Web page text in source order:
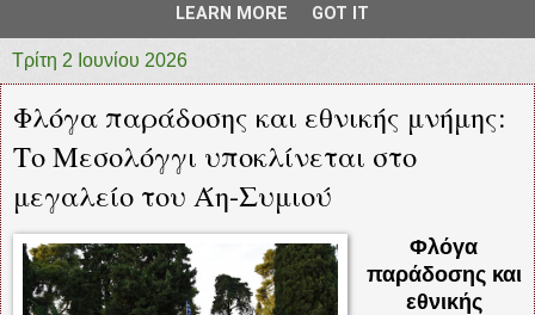
Τρίτη 2 Ιουνίου 2026
Φλόγα παράδοσης και εθνικής μνήμης:
Το Μεσολόγγι υποκλίνεται στο
μεγαλείο του Άη-Συμιού
Φλόγα
παράδοσης και
εθνικής
LEARN MORE GOT IT